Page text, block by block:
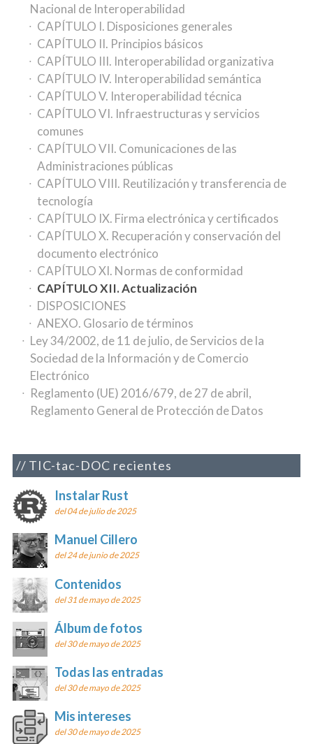
Nacional de Interoperabilidad
CAPÍTULO I. Disposiciones generales
CAPÍTULO II. Principios básicos
CAPÍTULO III. Interoperabilidad organizativa
CAPÍTULO IV. Interoperabilidad semántica
CAPÍTULO V. Interoperabilidad técnica
CAPÍTULO VI. Infraestructuras y servicios
comunes
CAPÍTULO VII. Comunicaciones de las
Administraciones públicas
CAPÍTULO VIII. Reutilización y transferencia de
tecnología
CAPÍTULO IX. Firma electrónica y certificados
CAPÍTULO X. Recuperación y conservación del
documento electrónico
CAPÍTULO XI. Normas de conformidad
CAPÍTULO XII. Actualización
DISPOSICIONES
ANEXO. Glosario de términos
Ley 34/2002, de 11 de julio, de Servicios de la
Sociedad de la Información y de Comercio
Electrónico
Reglamento (UE) 2016/679, de 27 de abril,
Reglamento General de Protección de Datos
TIC-tac-DOC recientes
Instalar Rust
del 04 de julio de 2025
Manuel Cillero
del 24 de junio de 2025
Contenidos
del 31 de mayo de 2025
Álbum de fotos
del 30 de mayo de 2025
Todas las entradas
del 30 de mayo de 2025
Mis intereses
del 30 de mayo de 2025